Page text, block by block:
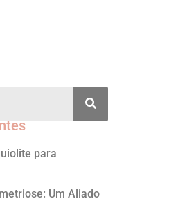
para
Um Aliado